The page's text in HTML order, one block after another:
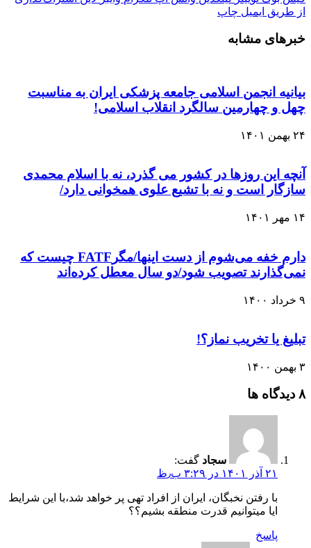
از طریق ایمیل چاپ
خبرهای مشابه
بیانیه انجمن اسلامی جامعه پزشکی ایران به مناسبت
چهل و چهارمین سالگرد انقلاب اسلامی!
۲۴ بهمن ۱۴۰۱
آنچه این روزها در کشور می گذرد، نه با اسلام محمدی
سازگار است و نه با تشیع علوی همخوانی دارد/
۱۴ مهر ۱۴۰۱
دارم خفه می‌شوم از دست اینها/مگرFATF چیست که
نمی‌گذارند تصویب شود/دو سال معطل کرده‌اند
۹ خرداد ۱۴۰۰
تبلیغ یا تخریب نماز؟!
۳ بهمن ۱۴۰۰
‫۸ دیدگاه ها
سجاد گفت:
۲۱ آذر ۱۴۰۱ در ۳:۲۹ ب٫ظ
با رفتن نخبگان، ایران از افراد تهی پر خواهد شد،با این شرایط
ایا میتوانیم قدرت منطقه بشیم؟؟
پاسخ